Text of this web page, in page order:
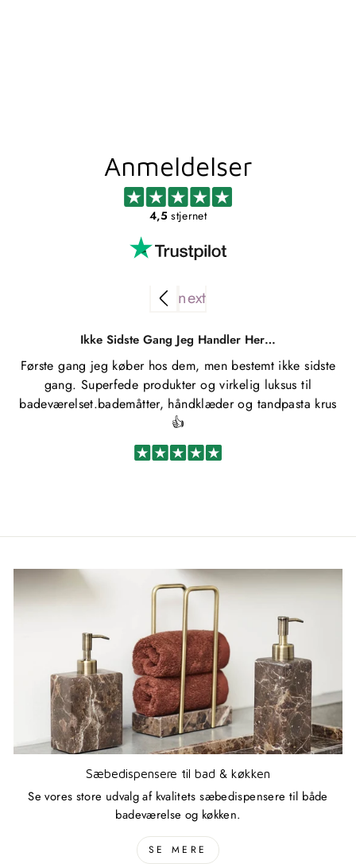
Anmeldelser
4,5stjernet
Ikke Sidste Gang Jeg Handler Her…
Første gang jeg køber hos dem, men bestemt ikke sidste
gang. Superfede produkter og virkelig luksus til
badeværelset.bademåtter, håndklæder og tandpasta krus
👍
Sæbedispensere til bad & køkken
Se vores store udvalg af kvalitets sæbedispensere til både
badeværelse og køkken.
SE MERE